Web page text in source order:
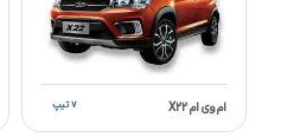
ام وی ام X۲۲ ۷ تیپ